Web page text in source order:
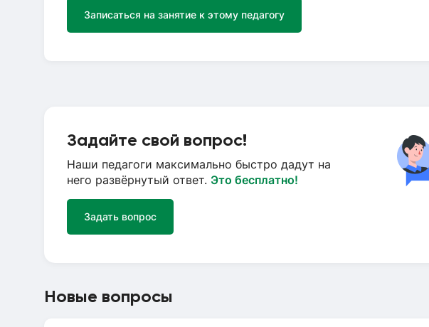
Записаться на занятие к этому педагогу
Задайте свой вопрос!
Наши педагоги максимально быстро дадут на
него развёрнутый ответ. Это бесплатно!
Задать вопрос
Новые вопросы